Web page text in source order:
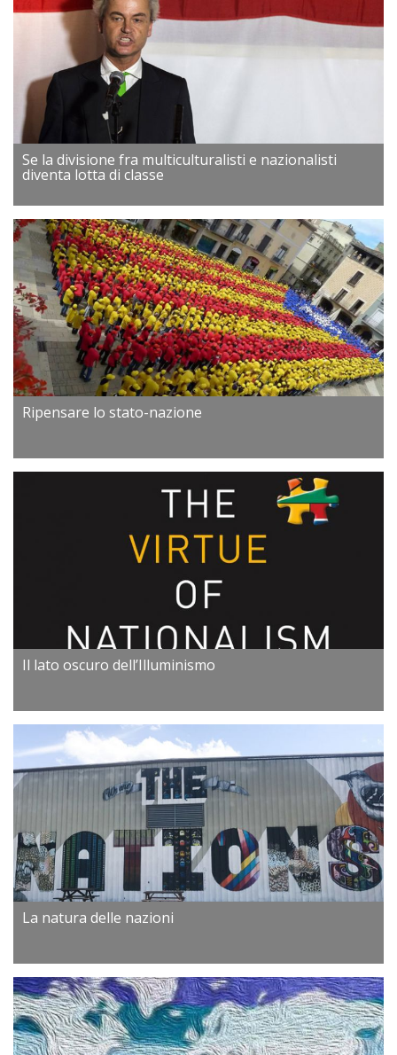
Se la divisione fra multiculturalisti e nazionalisti
diventa lotta di classe
Ripensare lo stato-nazione
Il lato oscuro dell’Illuminismo
La natura delle nazioni